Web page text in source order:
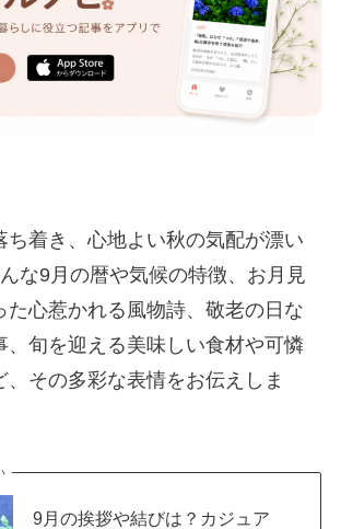
ち着き、心地よい秋の気配が漂い
な9月の暦や気候の特徴、お月見
た心惹かれる風物詩、敬老の日な
、旬を迎える美味しい食材や可憐
、その多彩な表情をお伝えしま
9月の挨拶や結びは？カジュア